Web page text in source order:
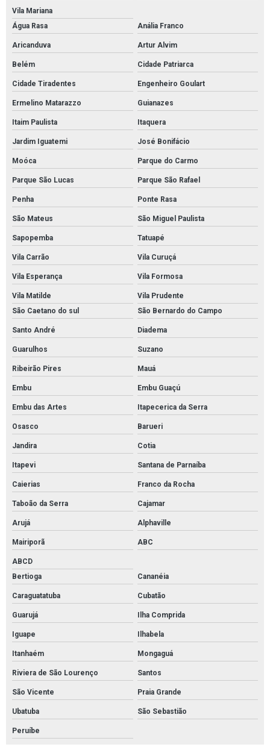
Serviço de revestimento epóxi
Serviço de revestimento epóxi em sp
Serviço de revestimento epóxi em são paulo
Serviço de pintura de quadra poliesportiva
Pintura epóxi para estacionamento em sp
Serviço de pintura epóxi
Pintura de rodapé em sp
Pintura rodapé em epoxi sp
Pintura epoxi quadra esportiva em sp
Pintura epóxi quadra poliesportiva em sp
Pintura epóxi quadra poliesportiva em são paulo
Demarcação de piso de quadra poliesportiva
Demarcação de piso de quadra poliesportiva em sp
Pintura autonivelante em estacionamento
Pintura autonivelante estacionamento em sp
Revestimento de piso autonivelante em são paulo
Pintura de rodapé industrial
Pintura de rodapé industrial em são paulo
Pintura epoxi para concessionaria
Pintura para cozinha industrial
Pintura de poliuretano para pisos de concreto
Pintura epóxi em brasília
Pintura epóxi piso bh
Revestimento para câmara fria
Pintura uretano para cozinha industrial
Pintura epóxi para indústria farmacêutica
Pintura epóxi em sorocaba
Pintura com tinta epóxi em campinas
Pintura epóxi guarulhos
Empresa de pintura epóxi em são bernardo
Vila Mariana
Água Rasa
Anália Franco
Aricanduva Artur Alvim
Belém Cidade Patriarca
Cidade Tiradentes Engenheiro Goulart
Ermelino Matarazzo Guianazes
Itaim Paulista Itaquera
Jardim Iguatemi José Bonifácio
Moóca Parque do Carmo
Parque São Lucas Parque São Rafael
Penha Ponte Rasa
São Mateus São Miguel Paulista
Sapopemba Tatuapé
Vila Carrão Vila Curuçá
Vila Esperança Vila Formosa
Vila Matilde
Vila Prudente
São Caetano do sul
São Bernardo do Campo
Santo André Diadema
Guarulhos Suzano
Ribeirão Pires Mauá
Embu Embu Guaçú
Embu das Artes Itapecerica da Serra
Osasco Barueri
Jandira Cotia
Itapevi Santana de Parnaíba
Caierias Franco da Rocha
Taboão da Serra Cajamar
Arujá Alphaville
Mairiporã ABC
ABCD
Bertioga
Cananéia
Caraguatatuba Cubatão
Guarujá Ilha Comprida
Iguape Ilhabela
Itanhaém Mongaguá
Riviera de São Lourenço Santos
São Vicente Praia Grande
Ubatuba São Sebastião
Peruíbe